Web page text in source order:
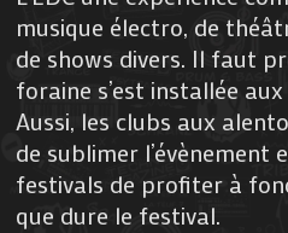
musique électro, de
de shows divers. Il faut
foraine s’est installée
Aussi, les clubs aux
de sublimer
festivals de profiter à
que dure le festival.